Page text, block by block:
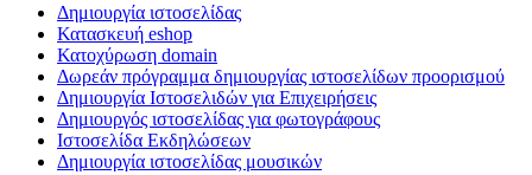
Δημιουργία ιστοσελίδας
Κατασκευή eshop
Κατοχύρωση domain
Δωρεάν πρόγραμμα δημιουργίας ιστοσελίδων προορισμού
Δημιουργία Ιστοσελιδών για Επιχειρήσεις
Δημιουργός ιστοσελίδας για φωτογράφους
Ιστοσελίδα Εκδηλώσεων
Δημιουργία ιστοσελίδας μουσικών